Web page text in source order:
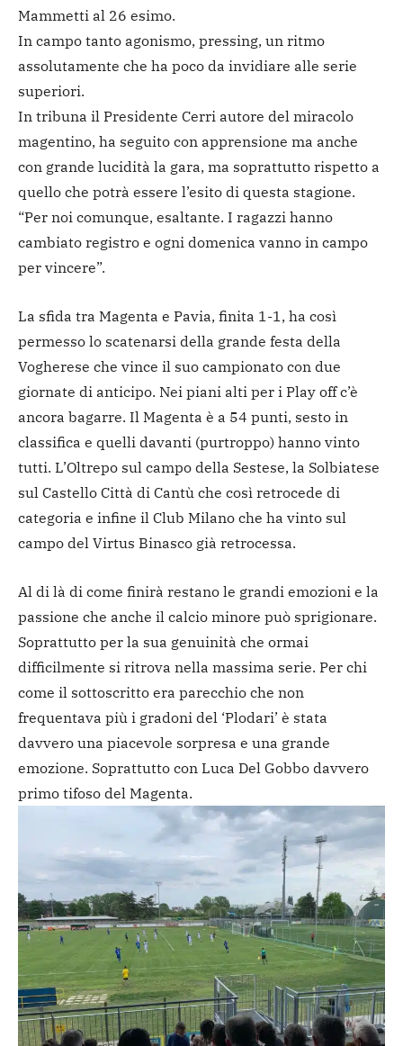
Mammetti al 26 esimo.
In campo tanto agonismo, pressing, un ritmo
assolutamente che ha poco da invidiare alle serie
superiori.
In tribuna il Presidente Cerri autore del miracolo
magentino, ha seguito con apprensione ma anche
con grande lucidità la gara, ma soprattutto rispetto a
quello che potrà essere l’esito di questa stagione.
“Per noi comunque, esaltante. I ragazzi hanno
cambiato registro e ogni domenica vanno in campo
per vincere”.
La sfida tra Magenta e Pavia, finita 1-1, ha così
permesso lo scatenarsi della grande festa della
Vogherese che vince il suo campionato con due
giornate di anticipo. Nei piani alti per i Play off c’è
ancora bagarre. Il Magenta è a 54 punti, sesto in
classifica e quelli davanti (purtroppo) hanno vinto
tutti. L’Oltrepo sul campo della Sestese, la Solbiatese
sul Castello Città di Cantù che così retrocede di
categoria e infine il Club Milano che ha vinto sul
campo del Virtus Binasco già retrocessa.
Al di là di come finirà restano le grandi emozioni e la
passione che anche il calcio minore può sprigionare.
Soprattutto per la sua genuinità che ormai
difficilmente si ritrova nella massima serie. Per chi
come il sottoscritto era parecchio che non
frequentava più i gradoni del ‘Plodari’ è stata
davvero una piacevole sorpresa e una grande
emozione. Soprattutto con Luca Del Gobbo davvero
primo tifoso del Magenta.